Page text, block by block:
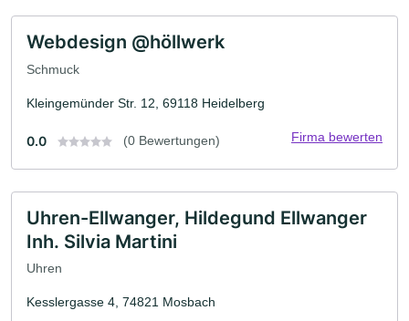
Webdesign @höllwerk
Schmuck
Kleingemünder Str. 12, 69118 Heidelberg
0.0 (0 Bewertungen) Firma bewerten
Uhren-Ellwanger, Hildegund Ellwanger
Inh. Silvia Martini
Uhren
Kesslergasse 4, 74821 Mosbach